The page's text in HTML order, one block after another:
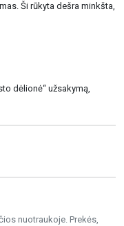
Ši rūkyta dešra minkšta,
dėlionė“ užsakymą,
nuotraukoje. Prekės,